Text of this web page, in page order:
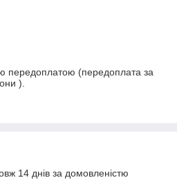
передоплатою (передоплата за
).
14 днів за домовленістю